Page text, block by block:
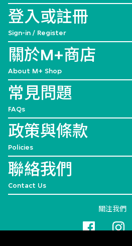
登入或註冊
Sign-in / Register
關於M+商店
About M+ Shop
常見問題
FAQs
政策與條款
Policies
聯絡我們
Contact Us
關注我們